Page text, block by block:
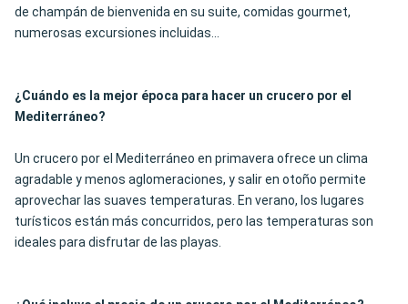
de champán de bienvenida en su suite, comidas gourmet,
numerosas excursiones incluidas...
¿Cuándo es la mejor época para hacer un crucero por el
Mediterráneo?
Un crucero por el Mediterráneo en primavera ofrece un clima
agradable y menos aglomeraciones, y salir en otoño permite
aprovechar las suaves temperaturas. En verano, los lugares
turísticos están más concurridos, pero las temperaturas son
ideales para disfrutar de las playas.